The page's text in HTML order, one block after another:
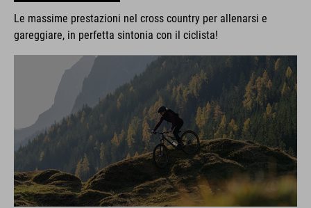
Le massime prestazioni nel cross country per allenarsi e
gareggiare, in perfetta sintonia con il ciclista!